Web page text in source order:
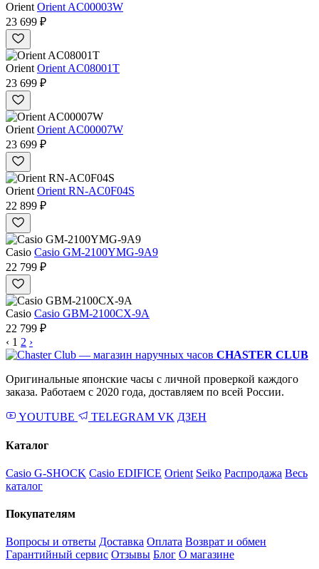
Orient Orient AC00003W
23 699 ₽
Orient Orient AC08001T
23 699 ₽
Orient Orient AC00007W
23 699 ₽
Orient Orient RN-AC0F04S
22 899 ₽
Casio Casio GM-2100YMG-9A9
22 799 ₽
Casio Casio GBM-2100CX-9A
22 799 ₽
‹ 1 2 ›
CHASTER CLUB
Оригинальные японские часы с личной проверкой каждого
заказа. Работаем с 2020 года, доставляем по всей России.
YOUTUBE TELEGRAM VK ДЗЕН
Каталог
Casio G-SHOCK Casio EDIFICE Orient Seiko Распродажа Весь
каталог
Покупателям
Вопросы и ответы Доставка Оплата Возврат и обмен
Гарантийный сервис Отзывы Блог О магазине